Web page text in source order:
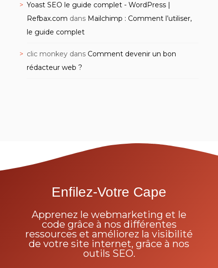
Yoast SEO le guide complet - WordPress |
Refbax.com dans Mailchimp : Comment l’utiliser,
le guide complet
clic monkey dans Comment devenir un bon
rédacteur web ?
Enfilez-Votre Cape
Apprenez le webmarketing et le
code grâce à nos différentes
ressources et améliorez la visibilité
de votre site internet, grâce à nos
outils SEO.